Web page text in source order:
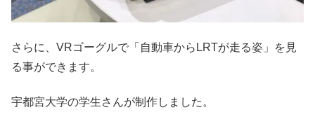
さらに、VRゴーグルで「自動車からLRTが走る姿」を見
る事ができます。
宇都宮大学の学生さんが制作しました。